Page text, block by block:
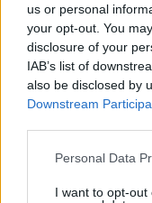
us or personal
your opt-out. You
disclosure of your
IAB’s list of
also be disclosed by
Downstream
Please note that this
not limited to your
Personal Data
I want to opt-
Ειρήνη Ανδριοπούλου,
Απασχόληση, την